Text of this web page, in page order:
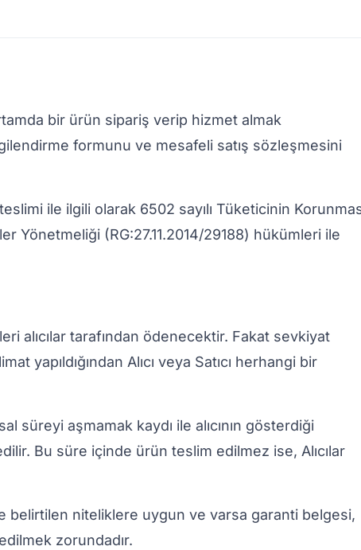
bir ürün sipariş verip hizmet almak
formunu ve mesafeli satış sözleşmesini
teslimi ile ilgili olarak 6502 sayılı Tüketicinin
Yönetmeliği (RG:27.11.2014/29188) hükümleri ile
alıcılar tarafından ödenecektir. Fakat sevkiyat
yapıldığından Alıcı veya Satıcı herhangi bir
süreyi aşmamak kaydı ile alıcının gösterdiği
Bu süre içinde ürün teslim edilmez ise, Alıcılar
belirtilen niteliklere uygun ve varsa garanti belgesi,
zorundadır.